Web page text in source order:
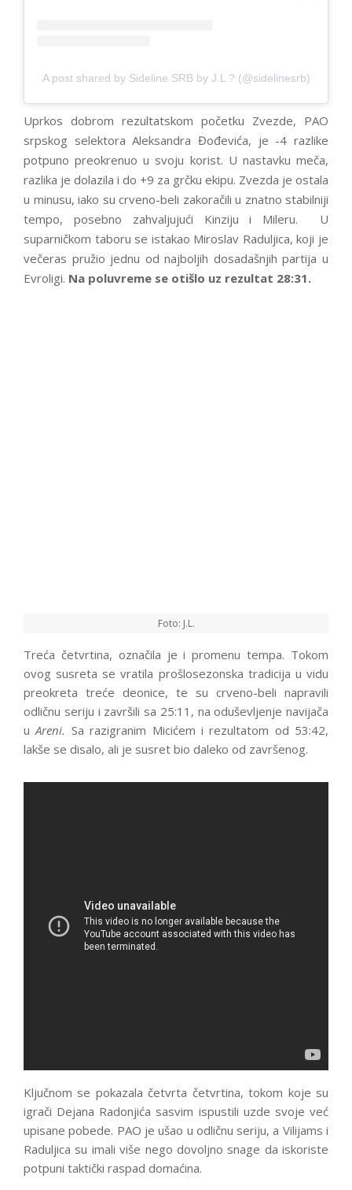
A post shared by Sideline SRB by J.L ? (@sidelinesrb)
Uprkos dobrom rezultatskom početku Zvezde, PAO
srpskog selektora Aleksandra Đođevića, je -4 razlike
potpuno preokrenuo u svoju korist. U nastavku meča,
razlika je dolazila i do +9 za grčku ekipu. Zvezda je ostala
u minusu, iako su crveno-beli zakoračili u znatno stabilniji
tempo, posebno zahvaljujući Kinziju i Mileru. U
suparničkom taboru se istakao Miroslav Raduljica, koji je
večeras pružio jednu od najboljih dosadašnjih partija u
Evroligi. Na poluvreme se otišlo uz rezultat 28:31.
Foto: J.L.
Treća četvrtina, označila je i promenu tempa. Tokom
ovog susreta se vratila prošlosezonska tradicija u vidu
preokreta treće deonice, te su crveno-beli napravili
odličnu seriju i završili sa 25:11, na oduševljenje navijača
uAreni. Sa razigranim Micićem i rezultatom od 53:42,
lakše se disalo, ali je susret bio daleko od završenog.
Ključnom se pokazala četvrta četvrtina, tokom koje su
igrači Dejana Radonjića sasvim ispustili uzde svoje već
upisane pobede. PAO je ušao u odličnu seriju, a Vilijams i
Raduljica su imali više nego dovoljno snage da iskoriste
potpuni taktički raspad domaćina.